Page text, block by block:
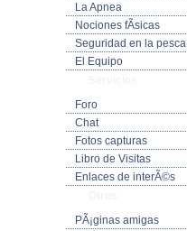
La Apnea
Nociones fÃ­sicas
Seguridad en la pesca
El Equipo
Foro
Chat
Fotos capturas
Libro de Visitas
Enlaces de interÃ©s
PÃ¡ginas amigas